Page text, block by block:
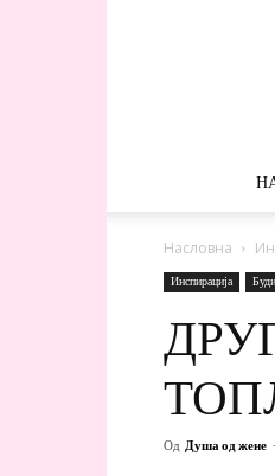
Насловна
Инспирација
Од Душа од жене -